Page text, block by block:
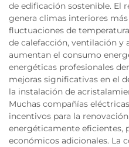
de edificación sostenible. El
genera climas interiores
fluctuaciones de
de calefacción, ventilación y
aumentan el consumo
energéticas profesionales
mejoras significativas en el
la instalación de
Muchas compañías
incentivos para la
energéticamente eficientes,
económicos adicionales. La